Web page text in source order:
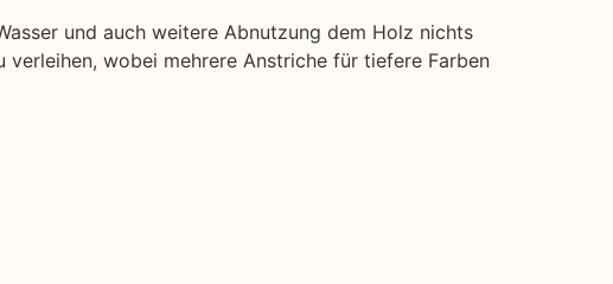
und auch weitere Abnutzung dem Holz nichts
wobei mehrere Anstriche für tiefere Farben